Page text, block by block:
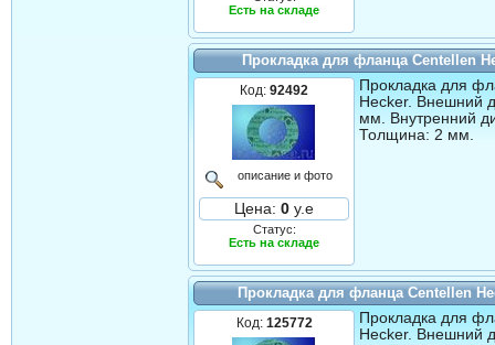
Есть на складе
Прокладка для фланца Centellen
Код:92492
описание и фото
Цена: 0 у.е
Статус:
Есть на складе
Прокладка для
Hecker. Внешний
мм. Внутренний
Толщина: 2 мм.
Прокладка для фланца Centellen
Код: 125772
Прокладка для
Hecker. Внешний